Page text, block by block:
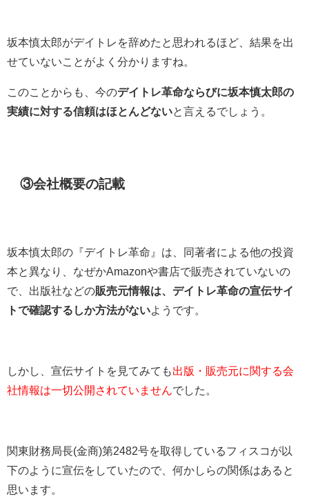
坂本慎太郎がデイトレを辞めたと思われるほど、結果を出
せていないことがよく分かりますね。
このことからも、今のデイトレ革命ならびに坂本慎太郎の
実績に対する信頼はほとんどないと言えるでしょう。
③会社概要の記載
坂本慎太郎の『デイトレ革命』は、同著者による他の投資
本と異なり、なぜかAmazonや書店で販売されていないの
で、出版社などの販売元情報は、デイトレ革命の宣伝サイ
トで確認するしか方法がない ようです。
しかし、宣伝サイトを見てみても出版・販売元に関する会
社情報は一切公開されていません でした。
関東財務局長(金商)第2482号を取得しているフィスコが以
下のように宣伝をしていたので、何かしらの関係はあると
思います。